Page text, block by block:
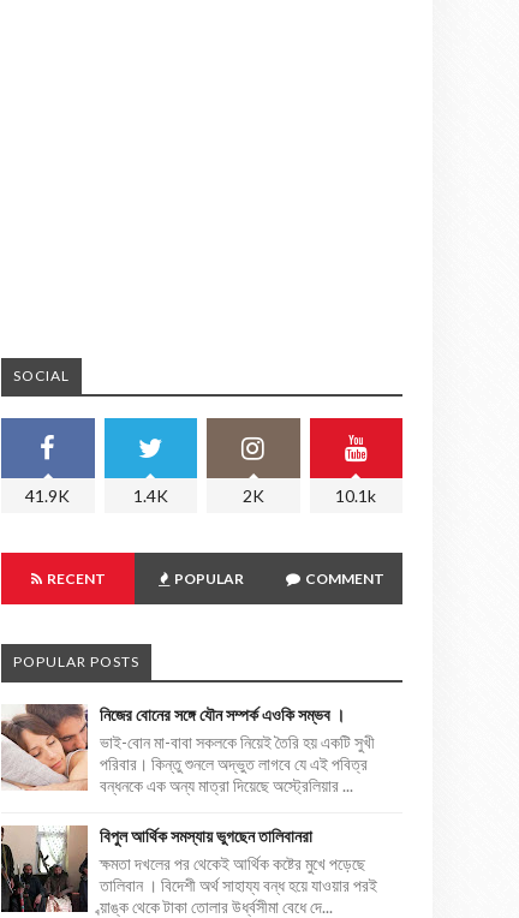
SOCIAL
41.9K 1.4K 2K 10.1k
RECENT POPULAR COMMENT
POPULAR POSTS
নিজের বোনের সঙ্গে যৌন সম্পর্ক এওকি সম্ভব ।
ভাই-বোন মা-বাবা সকলকে নিয়েই তৈরি হয় একটি সুখী
পরিবার। কিন্তু শুনলে অদ্ভুত লাগবে যে এই পবিত্র
বন্ধনকে এক অন্য মাত্রা দিয়েছে অস্ট্রেলিয়ার ...
বিপুল আর্থিক সমস্যায় ভুগছেন তালিবানরা
ক্ষমতা দখলের পর থেকেই আর্থিক কষ্টের মুখে পড়েছে
তালিবান । বিদেশী অর্থ সাহায্য বন্ধ হয়ে যাওয়ার পরই
ব্য়াঙ্ক থেকে টাকা তোলার উর্ধ্বসীমা বেধে দে...